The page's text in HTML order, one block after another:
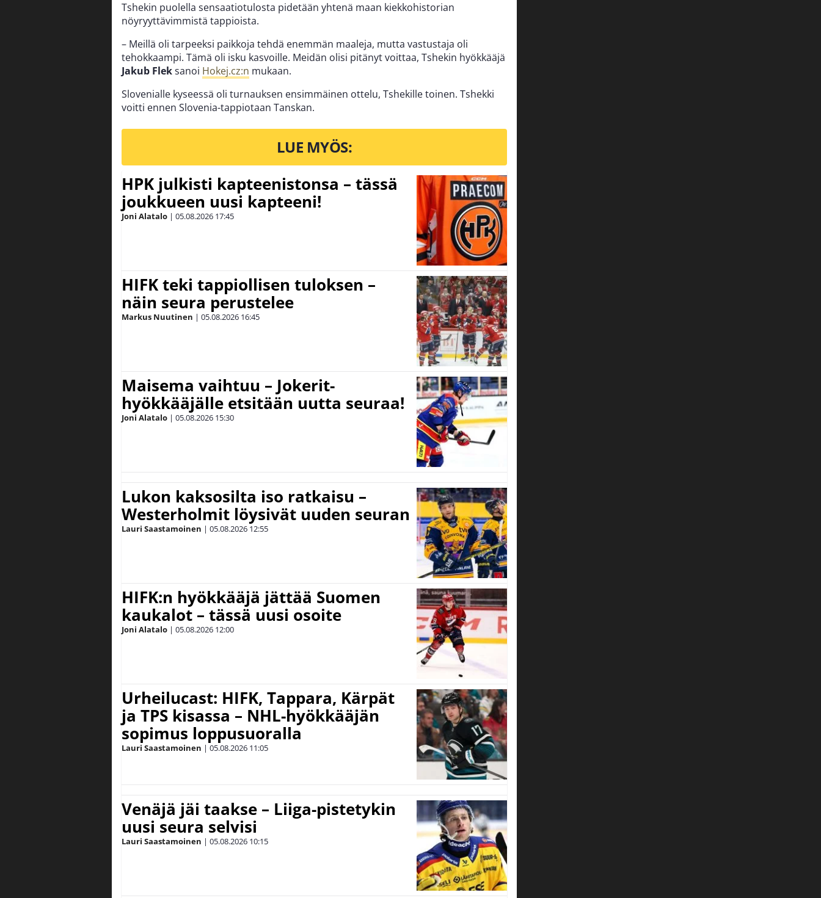
Tshekin puolella sensaatiotulosta pidetään yhtenä maan kiekkohistorian
nöyryyttävimmistä tappioista.
– Meillä oli tarpeeksi paikkoja tehdä enemmän maaleja, mutta vastustaja oli
tehokkaampi. Tämä oli isku kasvoille. Meidän olisi pitänyt voittaa, Tshekin hyökkääjä
Jakub Fleksanoi Hokej.cz:n mukaan.
Slovenialle kyseessä oli turnauksen ensimmäinen ottelu, Tshekille toinen. Tshekki
voitti ennen Slovenia-tappiotaan Tanskan.
LUE MYÖS:
HPK julkisti kapteenistonsa – tässä
joukkueen uusi kapteeni!
Joni Alatalo | 05.08.2026 17:45
HIFK teki tappiollisen tuloksen –
näin seura perustelee
Markus Nuutinen | 05.08.2026 16:45
Maisema vaihtuu – Jokerit-
hyökkääjälle etsitään uutta seuraa!
Joni Alatalo | 05.08.2026 15:30
Lukon kaksosilta iso ratkaisu –
Westerholmit löysivät uuden seuran
Lauri Saastamoinen | 05.08.2026 12:55
HIFK:n hyökkääjä jättää Suomen
kaukalot – tässä uusi osoite
Joni Alatalo | 05.08.2026 12:00
Urheilucast: HIFK, Tappara, Kärpät
ja TPS kisassa – NHL-hyökkääjän
sopimus loppusuoralla
Lauri Saastamoinen | 05.08.2026 11:05
Venäjä jäi taakse – Liiga-pistetykin
uusi seura selvisi
Lauri Saastamoinen | 05.08.2026 10:15